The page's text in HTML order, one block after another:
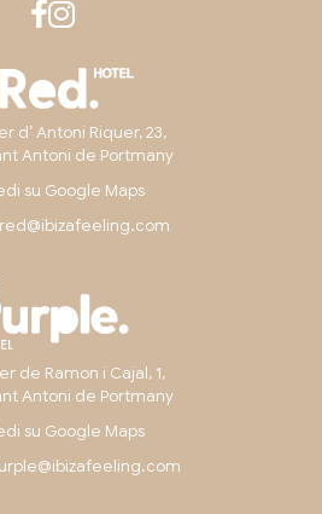
d’ Antoni Riquer, 23,
Antoni de Portmany
su Google Maps
de Ramon i Cajal, 1,
Antoni de Portmany
su Google Maps